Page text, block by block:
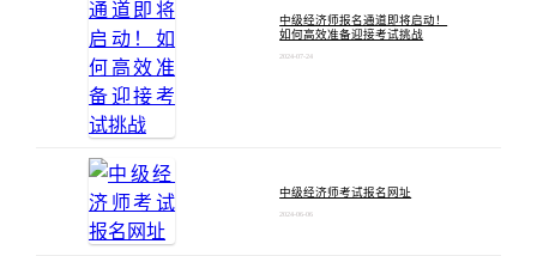
中级经济师报名通道即将启动！
如何高效准备迎接考试挑战
2024-07-24
中级经济师考试报名网址
2024-06-06